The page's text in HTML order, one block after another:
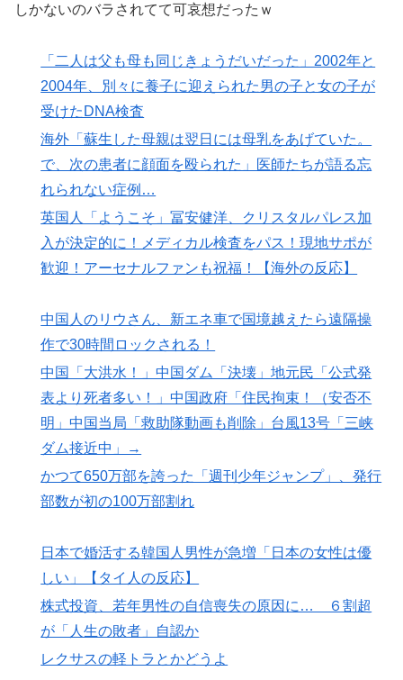
しかないのバラされてて可哀想だったｗ
「二人は父も母も同じきょうだいだった」2002年と
2004年、別々に養子に迎えられた男の子と女の子が
受けたDNA検査
海外「蘇生した母親は翌日には母乳をあげていた。
で、次の患者に顔面を殴られた」医師たちが語る忘
れられない症例…
英国人「ようこそ」冨安健洋、クリスタルパレス加
入が決定的に！メディカル検査をパス！現地サポが
歓迎！アーセナルファンも祝福！【海外の反応】
中国人のリウさん、新エネ車で国境越えたら遠隔操
作で30時間ロックされる！
中国「大洪水！」中国ダム「決壊」地元民「公式発
表より死者多い！」中国政府「住民拘束！（安否不
明」中国当局「救助隊動画も削除」台風13号「三峡
ダム接近中」→
かつて650万部を誇った「週刊少年ジャンプ」、発行
部数が初の100万部割れ
日本で婚活する韓国人男性が急増「日本の女性は優
しい」【タイ人の反応】
株式投資、若年男性の自信喪失の原因に… ６割超
が「人生の敗者」自認か
レクサスの軽トラとかどうよ